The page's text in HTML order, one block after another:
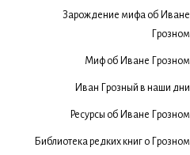
Зарождение мифа об Иване
Грозном
Миф об Иване Грозном
Иван Грозный в наши дни
Ресурсы об Иване Грозном
Библиотека редких книг о Грозном